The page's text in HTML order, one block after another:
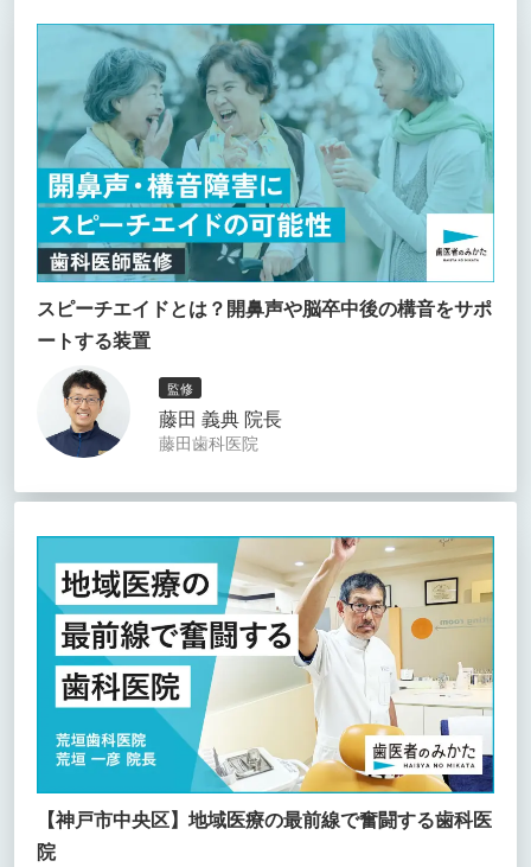
スピーチエイドとは？開鼻声や脳卒中後の構音をサポ
ートする装置
監修
藤田 義典 院長
藤田歯科医院
【神戸市中央区】地域医療の最前線で奮闘する歯科医
院